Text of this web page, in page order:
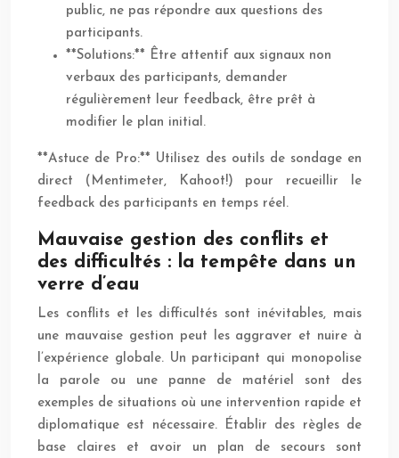
public, ne pas répondre aux questions des
participants.
**Solutions:** Être attentif aux signaux non
verbaux des participants, demander
régulièrement leur feedback, être prêt à
modifier le plan initial.
**Astuce de Pro:** Utilisez des outils de sondage en
direct (Mentimeter, Kahoot!) pour recueillir le
feedback des participants en temps réel.
Mauvaise gestion des conflits et
des difficultés : la tempête dans un
verre d’eau
Les conflits et les difficultés sont inévitables, mais
une mauvaise gestion peut les aggraver et nuire à
l’expérience globale. Un participant qui monopolise
la parole ou une panne de matériel sont des
exemples de situations où une intervention rapide et
diplomatique est nécessaire. Établir des règles de
base claires et avoir un plan de secours sont